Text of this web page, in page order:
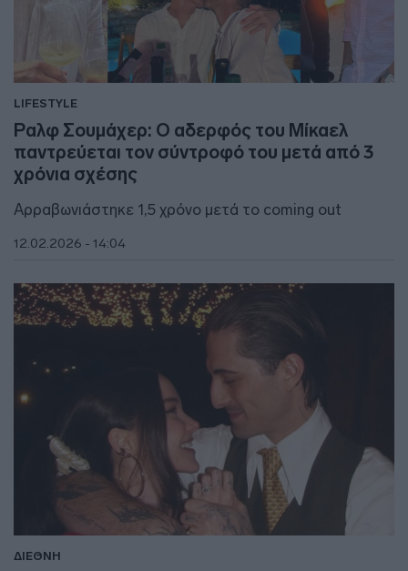
LIFESTYLE
Ραλφ Σουμάχερ: Ο αδερφός του Μίκαελ
παντρεύεται τον σύντροφό του μετά από 3
χρόνια σχέσης
Αρραβωνιάστηκε 1,5 χρόνο μετά το coming out
12.02.2026 - 14:04
ΔΙΕΘΝΗ